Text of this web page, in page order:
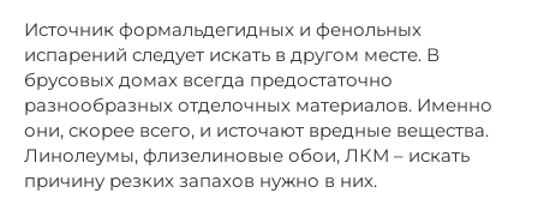
Источник формальдегидных и фенольных
испарений следует искать в другом месте. В
брусовых домах всегда предостаточно
разнообразных отделочных материалов. Именно
они, скорее всего, и источают вредные вещества.
Линолеумы, флизелиновые обои, ЛКМ – искать
причину резких запахов нужно в них.